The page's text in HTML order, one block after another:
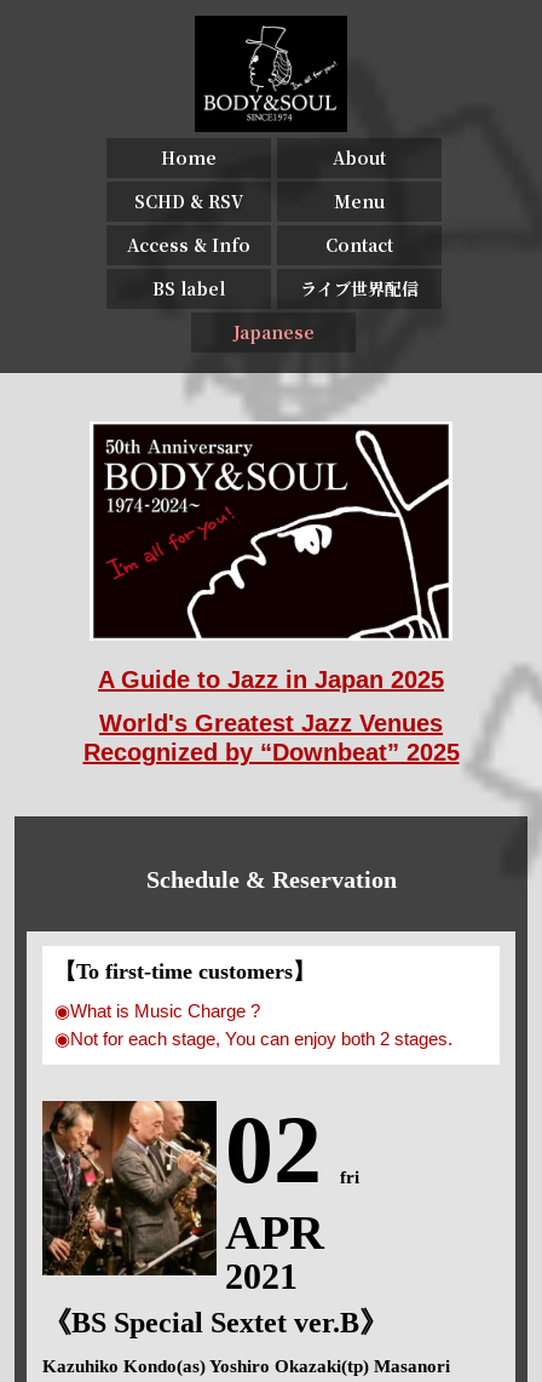
Home
About
SCHD & RSV
Menu
Access & Info
Contact
BS label
ライブ世界配信
Japanese
A Guide to Jazz in Japan 2025
World's Greatest Jazz Venues
Recognized by “Downbeat” 2025
Schedule & Reservation
【To first-time customers】
◉What is Music Charge ?
◉Not for each stage, You can enjoy both 2 stages.
02 fri
APR
2021
《BS Special Sextet ver.B》
Kazuhiko Kondo(as) Yoshiro Okazaki(tp) Masanori